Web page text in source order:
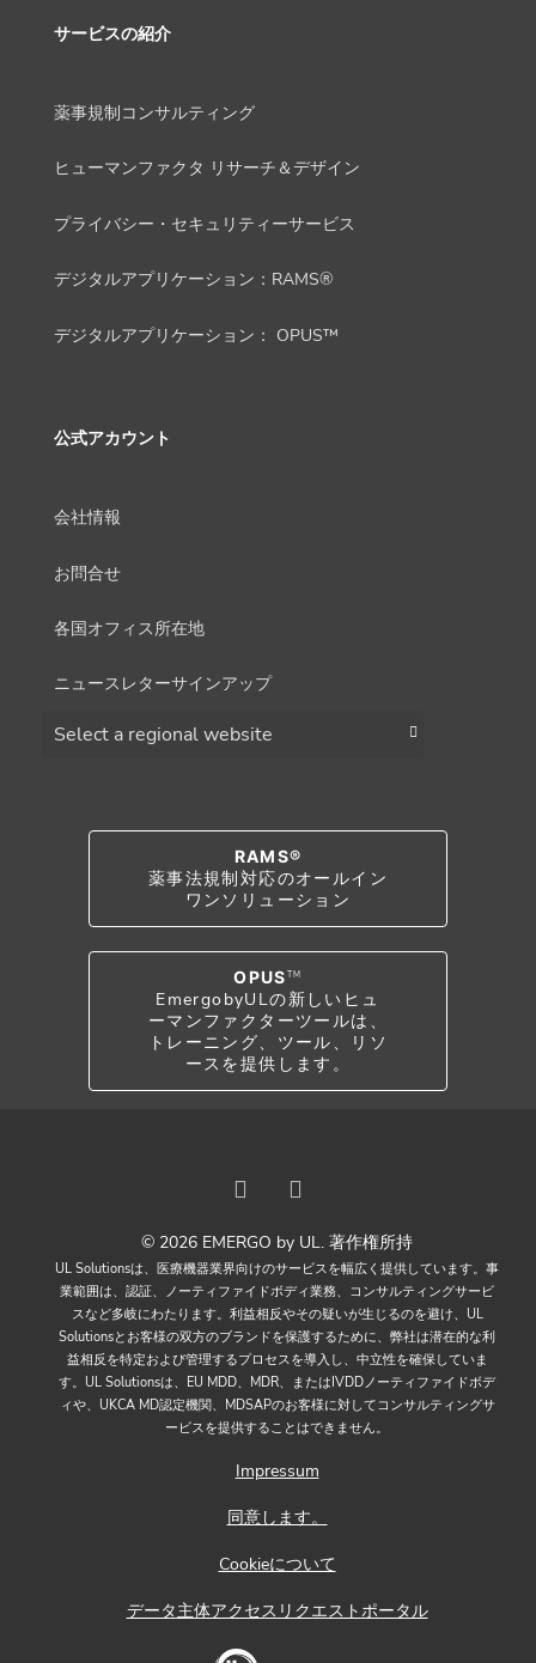
サービスの紹介
薬事規制コンサルティング
ヒューマンファクタ リサーチ＆デザイン
プライバシー・セキュリティーサービス
デジタルアプリケーション：RAMS®
デジタルアプリケーション： OPUS™
公式アカウント
会社情報
お問合せ
各国オフィス所在地
ニュースレターサインアップ
RAMS®
薬事法規制対応のオールイン
ワンソリューション
OPUS TM
EmergobyULの新しいヒュ
ーマンファクターツールは、
トレーニング、ツール、リソ
ースを提供します。
© 2026 EMERGO by UL. 著作権所持
UL Solutionsは、医療機器業界向けのサービスを幅広く提供しています。事
業範囲は、認証、ノーティファイドボディ業務、コンサルティングサービ
スなど多岐にわたります。利益相反やその疑いが生じるのを避け、UL
Solutionsとお客様の双方のブランドを保護するために、弊社は潜在的な利
益相反を特定および管理するプロセスを導入し、中立性を確保していま
す。UL Solutionsは、EU MDD、MDR、またはIVDDノーティファイドボデ
ィや、UKCA MD認定機関、MDSAPのお客様に対してコンサルティングサ
ービスを提供することはできません。
Impressum
同意します。
Cookieについて
データ主体アクセスリクエストポータル